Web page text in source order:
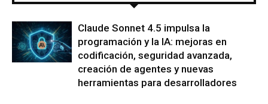
Claude Sonnet 4.5 impulsa la
programación y la IA: mejoras en
codificación, seguridad avanzada,
creación de agentes y nuevas
herramientas para desarrolladores